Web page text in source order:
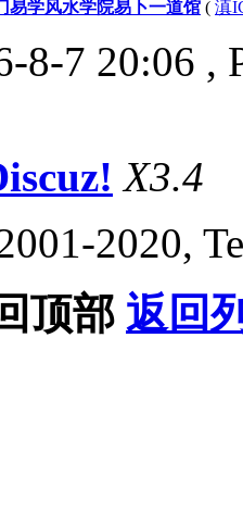
易学风水学院易卜一道馆 ( 滇
8-7 20:06 ,
X3.4
2020,
顶部 返回